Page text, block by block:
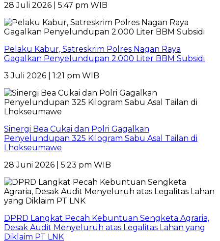
28 Juli 2026 | 5:47 pm WIB
Pelaku Kabur, Satreskrim Polres Nagan Raya
Gagalkan Penyelundupan 2.000 Liter BBM Subsidi
3 Juli 2026 | 1:21 pm WIB
Sinergi Bea Cukai dan Polri Gagalkan
Penyelundupan 325 Kilogram Sabu Asal Tailan di
Lhokseumawe
28 Juni 2026 | 5:23 pm WIB
DPRD Langkat Pecah Kebuntuan Sengketa Agraria,
Desak Audit Menyeluruh atas Legalitas Lahan yang
Diklaim PT LNK